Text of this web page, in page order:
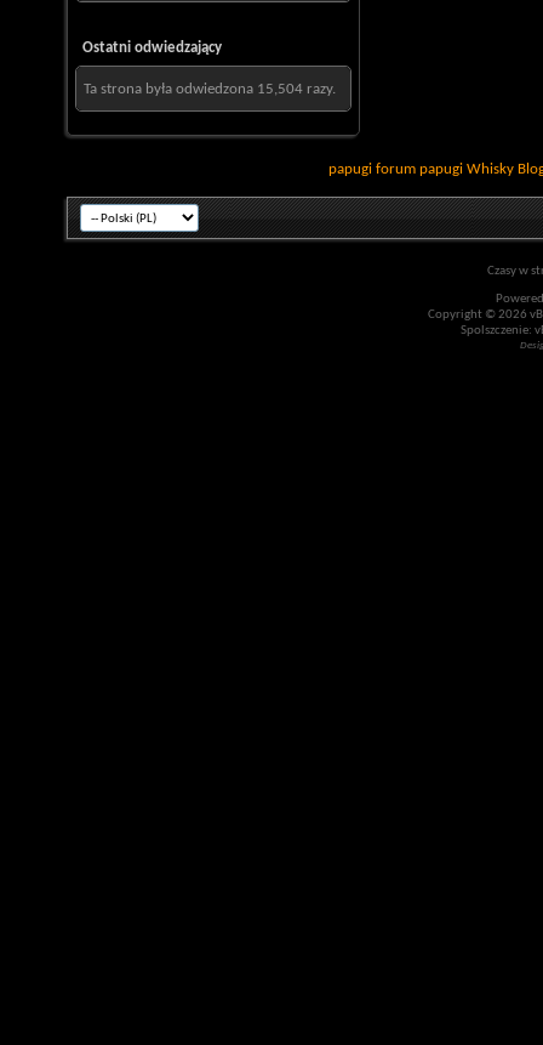
Ostatni odwiedzający
Ta strona była odwiedzona 15,504 razy.
papugi forum papugi Whisky
Czasy w
Copyright © 2026
Spolszczenie: